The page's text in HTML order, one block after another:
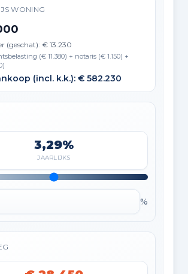
WONING
(geschat): € 13.230
(€ 11.380) + notaris (€ 1.150) +
(incl. k.k.): € 582.230
3,29%
JAARLIJKS
%